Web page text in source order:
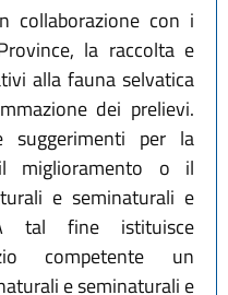
collaborazione con i
la raccolta e
alla fauna selvatica
dei prelievi.
suggerimenti per la
miglioramento o il
e seminaturali e
tal fine istituisce
competente un
e seminaturali e